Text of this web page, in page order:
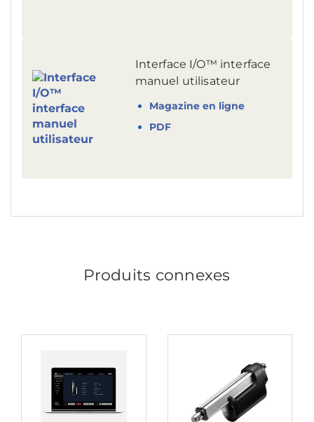
Interface I/O™ interface
manuel utilisateur
Magazine en ligne
PDF
Produits connexes